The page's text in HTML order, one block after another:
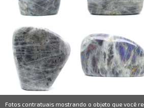
Fotos contratuais mostrando o objeto que você